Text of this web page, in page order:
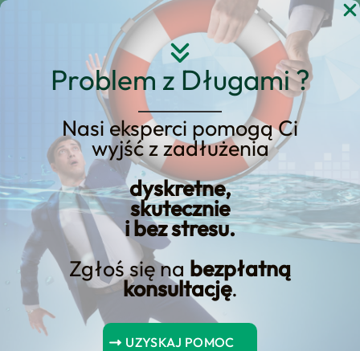
Problem z Długami ?
Nasi eksperci pomogą Ci
wyjść z zadłużenia
dyskretne,
skutecznie
i bez stresu.
Zgłoś się na bezpłatną
konsultację.
UZYSKAJ POMOC
Przejdź
KREDYT123.PL – OFERTA SPRZEDAŻOWA
Upadłość
Konsumencka w Ruda
Slaska: Sprawdź Naszą
Ofertę dla
Mieszkańców!